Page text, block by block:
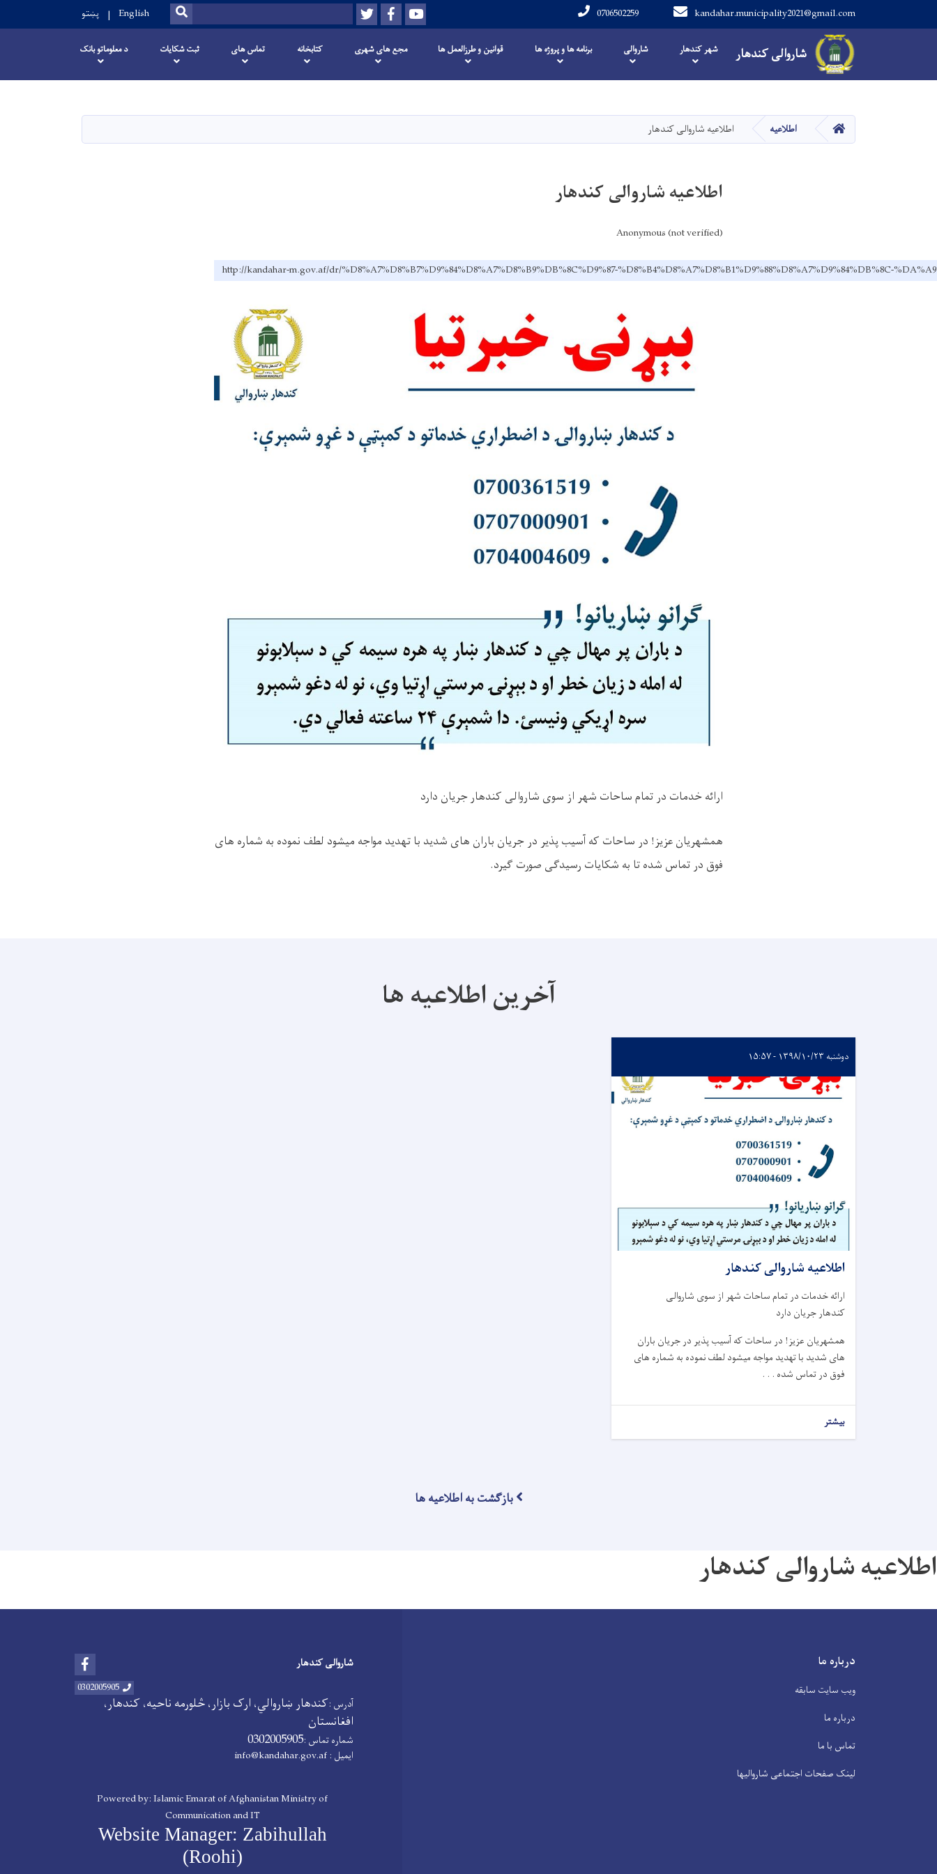
content
شاروالی کندهار
kandahar.municipality2021@gmail.com
0706502259
Youtube
Facebook
Twitter
Search
SEARCH
English پښتو
Main navigation
شاروالی کندهار شهر کندهار شاروالی برنامه ها و پروژه ها قوانین و طرزالعمل ها مجع های شهری کتابخانه تماس های ثبت شکایات د معلوماتو بانک
صفحه اصلیاطلاعیه اطلاعیه شاروالی کندهار
اطلاعیه شاروالی کندهار
Anonymous (not verified)
http://kandahar-m.gov.af/dr/%D8%A7%D8%B7%D9%84%D8%A7%D8%B9%DB%8C%D9%87-%D8%B4%D8%A7%D8%B1%D9%88%D8%A7%D9%84%DB%8C-
ارائه خدمات در تمام ساحات شهر از سوی شاروالی کندهار جریان دارد
همشهریان عزیز! در ساحات که آسیب پذیر در جریان باران های شدید با تهدید مواجه میشود لطف نموده به شماره های
فوق در تماس شده تا به شکایات رسیدگی صورت گیرد.
آخرین اطلاعیه ها
دوشنبه ۱۳۹۸/۱۰/۲۳ - ۱۵:۵۷
اطلاعیه شاروالی کندهار
ارائه خدمات در تمام ساحات شهر از سوی شاروالی
کندهار جریان دارد
همشهریان عزیز! در ساحات که آسیب پذیر در جریان باران
های شدید با تهدید مواجه میشود لطف نموده به شماره های
فوق در تماس شده . . .
بیشتر
بازگشت به اطلاعیه ها
اطلاعیه شاروالی کندهار
درباره ما
ویب سایت سابقه
درباره ما
تماس با ما
لینک صفحات اجتماعی شاروالیها
شاروالی کندهار
0302005905
آدرس :کندهار ښاروالي، ارک بازار، څلورمه ناحیه، کندهار،
افغانستان
شماره تماس :0302005905
ایمیل : info@kandahar.gov.af
Powered by: Islamic Emarat of Afghanistan Ministry of
Communication and IT
Website Manager: Zabihullah
(Roohi)